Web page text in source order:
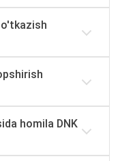
homila DNK